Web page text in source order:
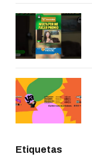
Etiquetas